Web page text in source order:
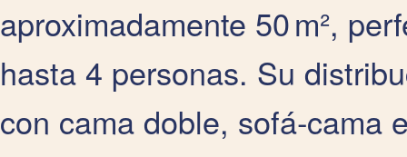
aproximadamente 50 m²,
hasta 4 personas. Su
con cama doble, sofá‑cama